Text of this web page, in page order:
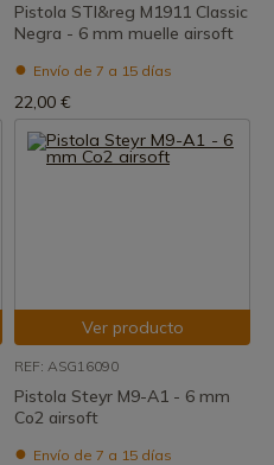
Pistola STI&reg M1911 Classic
Negra - 6 mm muelle airsoft
Envío de 7 a 15 días
22,00 €
Ver producto
REF: ASG16090
Pistola Steyr M9-A1 - 6 mm
Co2 airsoft
Envío de 7 a 15 días